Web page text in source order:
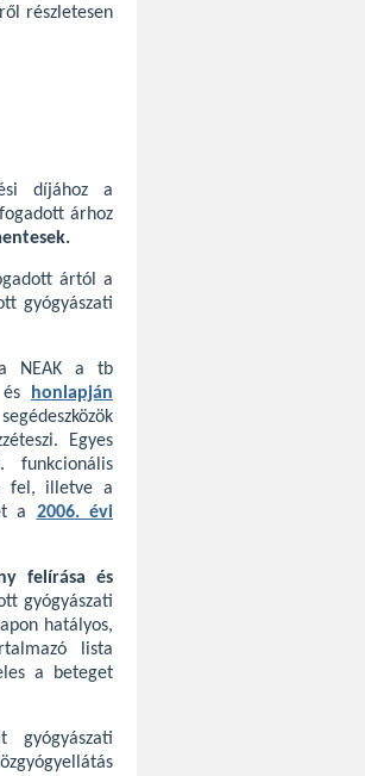
részletesen
díjához a
árhoz
ártól a
gyógyászati
a NEAK a tb
honlapján
Egyes
funkcionális
fel, illetve a
a 2006. évi
felírása és
gyógyászati
hatályos,
lista
a beteget
gyógyászati